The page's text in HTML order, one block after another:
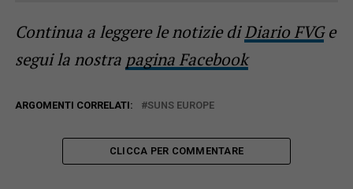
Continua a leggere le notizie diDiario FVGe
segui la nostra pagina Facebook
ARGOMENTI CORRELATI: SUNS EUROPE
CLICCA PER COMMENTARE